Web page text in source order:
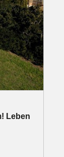
Leben